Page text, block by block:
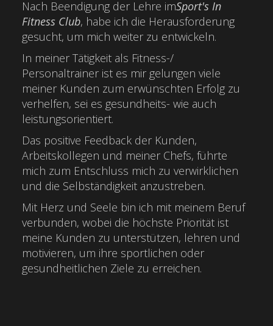
Nach Beendigung der Lehre imSport's In
Fitness Club, habe ich die Herausforderung
gesucht, um mich weiter zu entwickeln.
In meiner Tätigkeit als Fitness-/
Personaltrainer ist es mir gelungen viele
meiner Kunden zum erwünschten Erfolg zu
verhelfen, sei es gesundheits- wie auch
leistungsorientiert.
Das positive Feedback der Kunden,
Arbeitskollegen und meiner Chefs, führte
mich zum Entschluss mich zu verwirklichen
und die Selbständigkeit anzustreben.
Mit Herz und Seele bin ich mit meinem Beruf
verbunden, wobei die höchste Priorität ist
meine Kunden zu unterstützen, lehren und
motivieren, um ihre sportlichen oder
gesundheitlichen Ziele zu erreichen.